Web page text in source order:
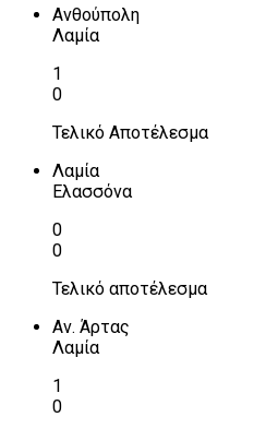
Ανθούπολη
Λαμία
1
0
Τελικό Αποτέλεσμα
Λαμία
Ελασσόνα
0
0
Τελικό αποτέλεσμα
Αν. Άρτας
Λαμία
1
0